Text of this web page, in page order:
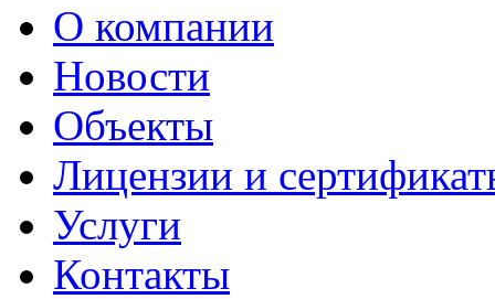
О компании
Новости
Объекты
Лицензии и
Услуги
Контакты